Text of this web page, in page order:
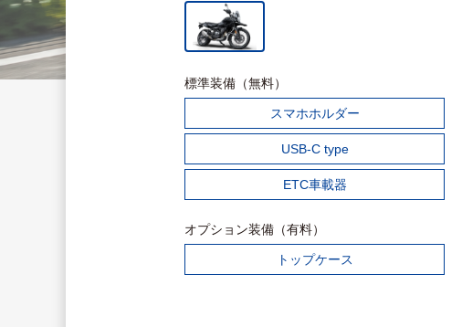
標準装備（無料）
スマホホルダー
USB-C type
ETC車載器
オプション装備（有料）
トップケース